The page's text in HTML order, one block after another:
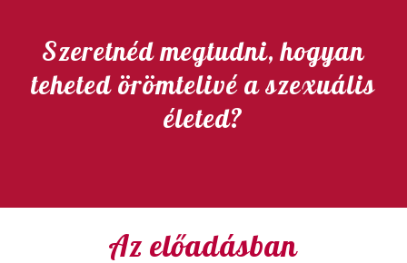
Szeretnéd megtudni, hogyan
teheted örömtelivé a szexuális
életed?
Az előadásban